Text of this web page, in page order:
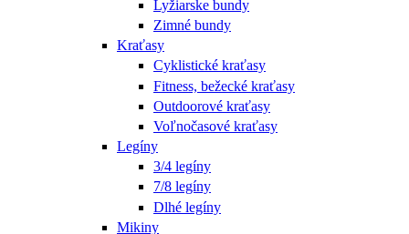
Lyžiarske bundy
Zimné bundy
Kraťasy
Cyklistické kraťasy
Fitness, bežecké kraťasy
Outdoorové kraťasy
Voľnočasové kraťasy
Legíny
3/4 legíny
7/8 legíny
Dlhé legíny
Mikiny